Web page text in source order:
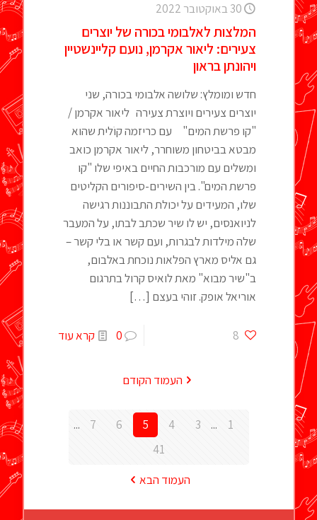
30 באוקטובר 2022
המלצות לאלבומי בכורה של יוצרים
צעירים: ליאור אקרמן, נועם קליינשטיין
ויהונתן בראון
חדש ומומלץ: שלושה אלבומי בכורה, שני
יוצרים צעירים ויוצרת צעירה ליאור אקרמן /
"קו פרשת המים" עם כריזמה קוֹלית שהוא
מבטא בביטחון משוחרר, ליאור אקרמן כואב
ומשלים עם מורכבות החיים באיפי שלו "קו
פרשת המים". בין השירים-סיפורים הקליטים
שלו, המעידים על יכולת התבוננות רגישה
לניואנסים, יש לו שיר שכתב לבתו, על המעבר
שלה מילדות לבגרות, ועם קשר או בלי קשר –
גם אליס מארץ הפלאות נוכחת באלבום,
ב"שיר מבוא" מאת לואיס קרול בתרגום
אוריאל אופק. זוהי בעצם […]
8
0 קרא עוד
העמוד הקודם
1
...
3
4
5
6
7
...
41
העמוד הבא